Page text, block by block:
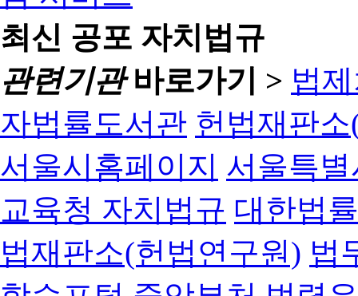
최신 공포 자치법규
관련기관바로가기 > 법
자법률도서관 헌법재판
서울시홈페이지 서울특
교육청 자치법규 대한법
법재판소(헌법연구원) 법